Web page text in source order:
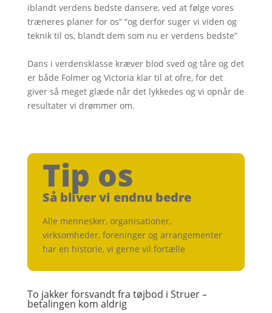
iblandt verdens bedste dansere, ved at følge vores
træneres planer for os” “og derfor suger vi viden og
teknik til os, blandt dem som nu er verdens bedste”
Dans i verdensklasse kræver blod sved og tåre og det
er både Folmer og Victoria klar til at ofre, for det
giver så meget glæde når det lykkedes og vi opnår de
resultater vi drømmer om.
Tip os
Så bliver vi endnu bedre
Alle mennesker, organisationer,
virksomheder, foreninger og arrangementer
har en historie, vi gerne vil fortælle
To jakker forsvandt fra tøjbod i Struer –
betalingen kom aldrig